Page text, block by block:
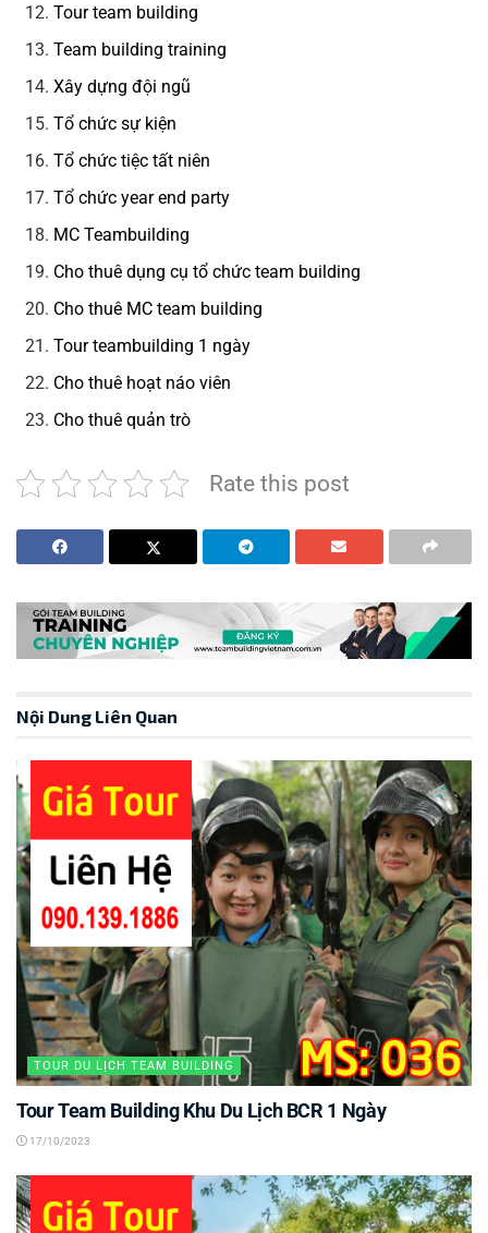
Tour team building
Team building training
Xây dựng đội ngũ
Tổ chức sự kiện
Tổ chức tiệc tất niên
Tổ chức year end party
MC Teambuilding
Cho thuê dụng cụ tổ chức team building
Cho thuê MC team building
Tour teambuilding 1 ngày
Cho thuê hoạt náo viên
Cho thuê quản trò
Rate this post
Nội Dung Liên Quan
TOUR DU LỊCH TEAM BUILDING
Tour Team Building Khu Du Lịch BCR 1 Ngày
17/10/2023